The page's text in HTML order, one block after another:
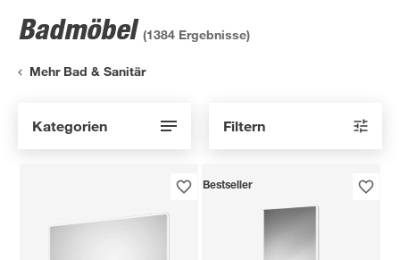
Badmöbel (1384 Ergebnisse)
Mehr Bad & Sanitär
Kategorien Filtern
Bestseller